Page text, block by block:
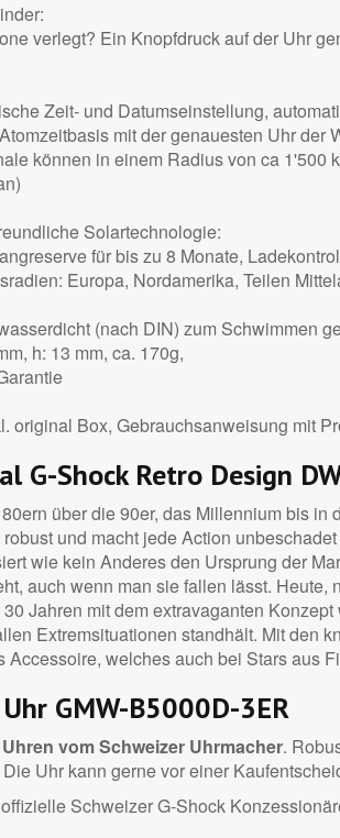
verlegt? Ein Knopfdruck auf der Uhr
Zeit- und Datumseinstellung,
mit der genauesten Uhr der
können in einem Radius von ca 1'500
Solartechnologie:
für bis zu 8 Monate,
Europa, Nordamerika, Teilen
(nach DIN) zum Schwimmen
h: 13 mm, ca. 170g,
original Box, Gebrauchsanweisung mit
G-Shock Retro Design
über die 90er, das Millennium bis
und macht jede Action
wie kein Anderes den Ursprung der
auch wenn man sie fallen lässt.
30 Jahren mit dem extravaganten
Extremsituationen standhält. Mit den
Accessoire, welches auch bei Stars aus
Uhr GMW-B5000D-3ER
vom Schweizer Uhrmacher.
Uhr kann gerne vor einer
Schweizer G-Shock